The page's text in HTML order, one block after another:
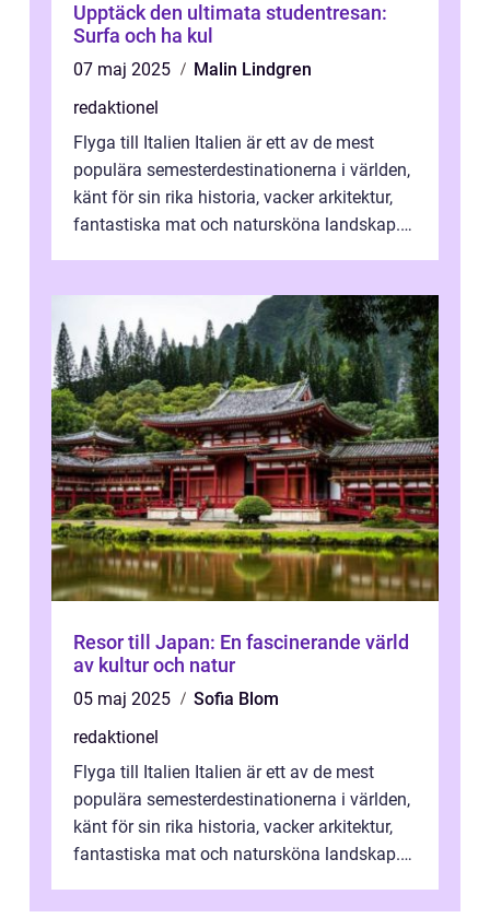
Upptäck den ultimata studentresan:
Surfa och ha kul
07 maj 2025
Malin Lindgren
redaktionel
Flyga till Italien Italien är ett av de mest
populära semesterdestinationerna i världen,
känt för sin rika historia, vacker arkitektur,
fantastiska mat och natursköna landskap.
Resor till Japan: En fascinerande värld
av kultur och natur
05 maj 2025
Sofia Blom
redaktionel
Flyga till Italien Italien är ett av de mest
populära semesterdestinationerna i världen,
känt för sin rika historia, vacker arkitektur,
fantastiska mat och natursköna landskap.